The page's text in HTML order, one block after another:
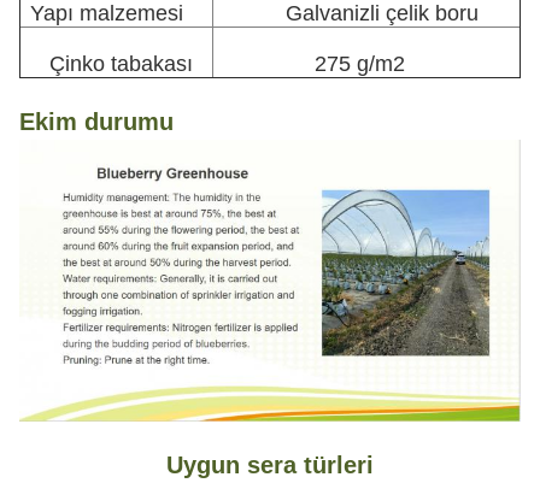
Yapı malzemesi Galvanizli çelik boru
Çinko tabakası 275 g/m2
Ekim durumu
Uygun sera türleri